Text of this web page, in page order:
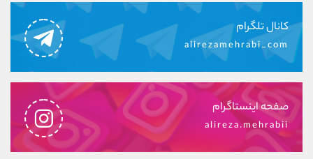
کانال تلگرام
alirezamehrabi_com
صفحه اینستاگرام
alireza.mehrabii